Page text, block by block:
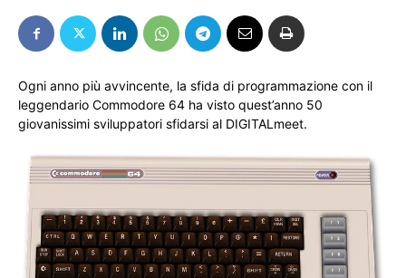
Ogni anno più avvincente, la sfida di programmazione con il
leggendario Commodore 64 ha visto quest’anno 50
giovanissimi sviluppatori sfidarsi al DIGITALmeet.